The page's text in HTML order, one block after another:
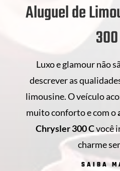
Aluguel de
Luxo e glamour não
descrever as
limousine. O veículo
muito conforto e com o
Chrysler 300 Cvocê
charme
SAIBA